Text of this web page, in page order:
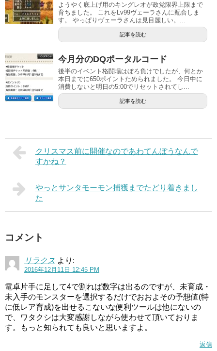
ようやく底上げ用のキングレオが政党限界上限まで
育ちました。 これをLv99ヴェーラさんに配合しま
す。 やっぱりヴェーラさんは見目麗しい。...
記事を読む
今月分のDQポータルコード
後半のイベント格闘場はぼろ負けでしたが、何とか
本日までに650ポイントためられました。 今日中に
消費しないと明日の5:00でリセットされてし...
記事を読む
クリスマス前に開催なのであわてんぼうなんで
すかね？
やっとサンタモーモン捕獲までたどり着きまし
た
コメント
リラクス より:
2016年12月11日 12:45 PM
電卓片手に足して4で割れば数字は出るのですが、未育成・
未入手のモンスターを選択するだけでおおよその予想値(特
に低レア育成)を出せるこないな便利ツールは他にないの
で、ワタクシは大変感謝しながら使わせて頂いておりま
す。もっと知られても良いと思いますよ。
返信